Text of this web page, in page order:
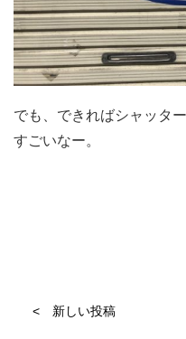
でも、できればシャッタ
すごいなー。
< 新しい投稿